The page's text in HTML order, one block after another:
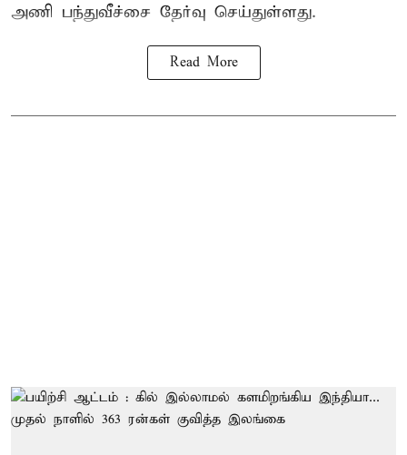
அணி பந்துவீச்சை தேர்வு செய்துள்ளது.
Read More